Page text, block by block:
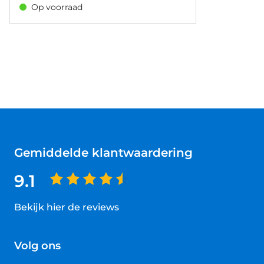
geheugen
Op voorraad
Gemiddelde klantwaardering
9.1
Bekijk hier de reviews
van
Volg ons